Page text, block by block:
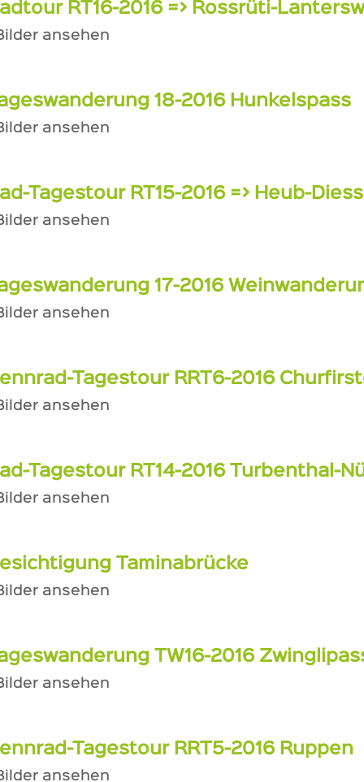
RT16-2016 => Rossrüti-
ansehen
18-2016 Hunkelspass
ansehen
Tagestour RT15-2016 => Heub-
ansehen
17-2016
ansehen
Tagestour RRT6-2016
ansehen
Tagestour RT14-2016 Turbenthal-
ansehen
Taminabrücke
ansehen
TW16-2016
ansehen
Tagestour RRT5-2016 Ruppen
ansehen